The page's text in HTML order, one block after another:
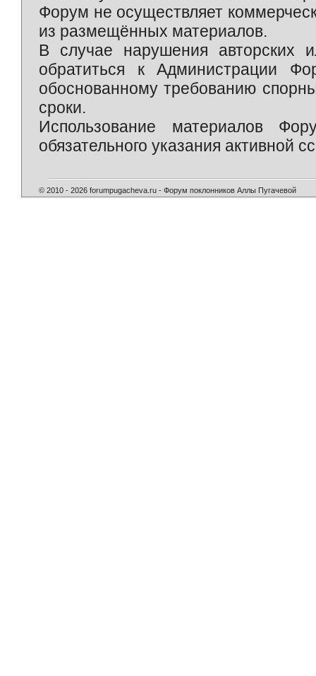
Форум не осуществляет
из размещённых материалов.
В случае нарушения авторских
обратиться к Администрации
обоснованному требованию
сроки.
Использование материалов
обязательного указания активной
© 2010 - 2026 forumpugacheva.ru - Форум поклонников Аллы Пугачевой